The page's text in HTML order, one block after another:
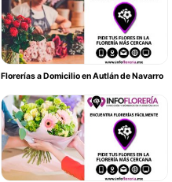
Florerías a Domicilio en Autlán de Navarro